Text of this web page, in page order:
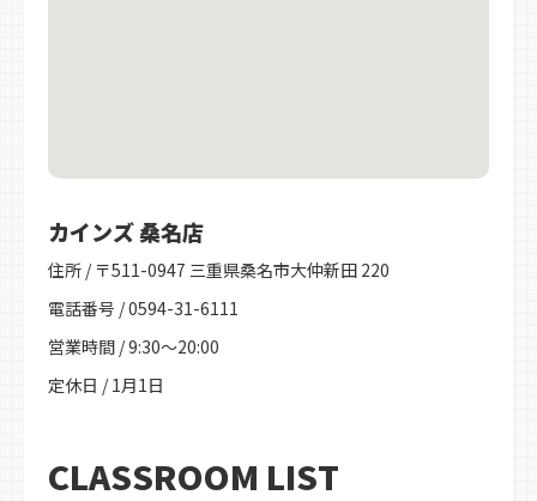
カインズ 桑名店
住所 / 〒511-0947 三重県桑名市大仲新田 220
電話番号 / 0594-31-6111
営業時間 / 9:30～20:00
定休日 / 1月1日
CLASSROOM LIST